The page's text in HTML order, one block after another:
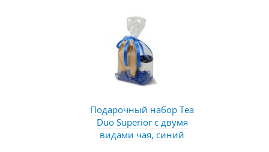
Подарочный набор Tea
Duo Superior с двумя
видами чая, синий